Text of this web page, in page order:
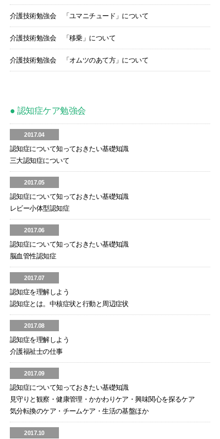
介護技術勉強会 「ユマニチュード」について
介護技術勉強会 「移乗」について
介護技術勉強会 「オムツのあて方」について
● 認知症ケア勉強会
2017.04
認知症について知っておきたい基礎知識
三大認知症について
2017.05
認知症について知っておきたい基礎知識
レビー小体型認知症
2017.06
認知症について知っておきたい基礎知識
脳血管性認知症
2017.07
認知症を理解しよう
認知症とは。中核症状と行動と周辺症状
2017.08
認知症を理解しよう
介護福祉士の仕事
2017.09
認知症について知っておきたい基礎知識
見守りと観察・健康管理・かかわりケア・興味関心を探るケア
気分転換のケア・チームケア・生活の基盤ほか
2017.10